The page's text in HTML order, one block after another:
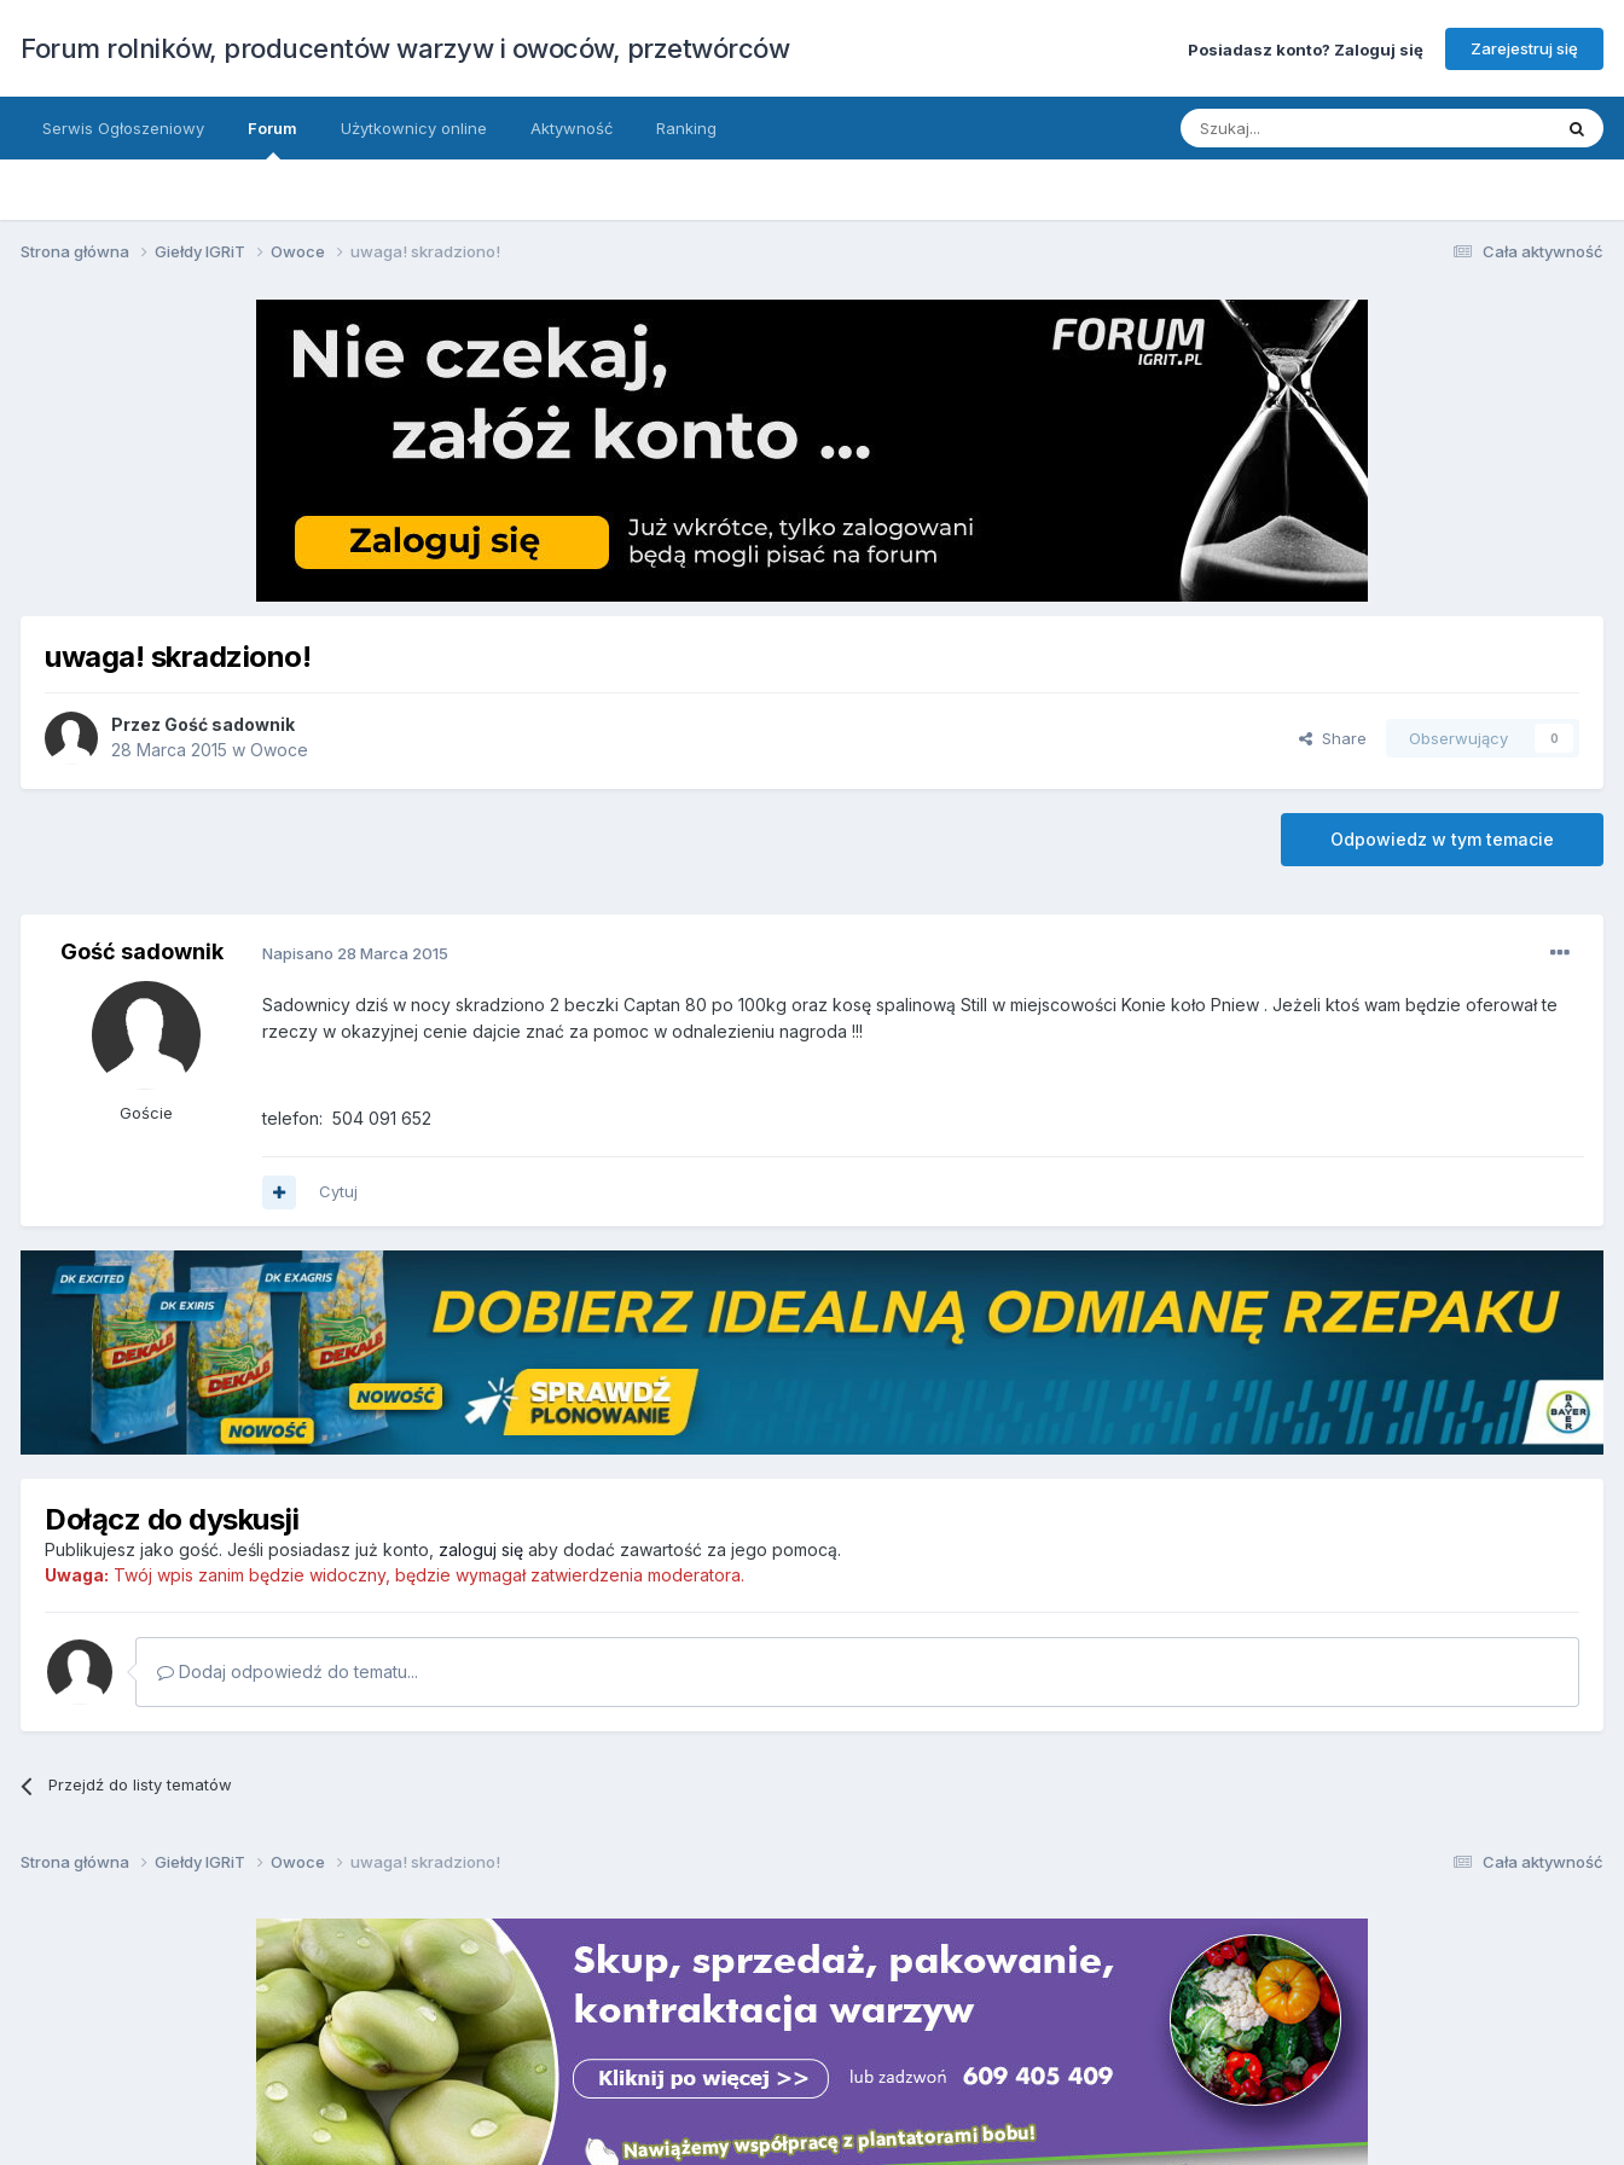
Forum rolników, producentów warzyw i owoców, przetwórców Posiadasz konto? Zaloguj się Zarejestruj się
Serwis Ogłoszeniowy Forum Użytkownicy online Aktywność Ranking
Cała aktywność
Strona główna Giełdy IGRiT Owoce uwaga! skradziono!
uwaga! skradziono!
Przez Gość sadownik
28 Marca 2015 w Owoce
Share Obserwujący 0
Odpowiedz w tym temacie
Gość sadownik
Goście
Napisano 28 Marca 2015
Sadownicy dziś w nocy skradziono 2 beczki Captan 80 po 100kg oraz kosę spalinową Still w miejscowości Konie koło Pniew . Jeżeli ktoś wam będzie oferował te
rzeczy w okazyjnej cenie dajcie znać za pomoc w odnalezieniu nagroda !!!
telefon: 504 091 652
Cytuj
Dołącz do dyskusji
Publikujesz jako gość. Jeśli posiadasz już konto, zaloguj się aby dodać zawartość za jego pomocą.
Uwaga: Twój wpis zanim będzie widoczny, będzie wymagał zatwierdzenia moderatora.
Dodaj odpowiedź do tematu...
Przejdź do listy tematów
Cała aktywność
Strona główna Giełdy IGRiT Owoce uwaga! skradziono!